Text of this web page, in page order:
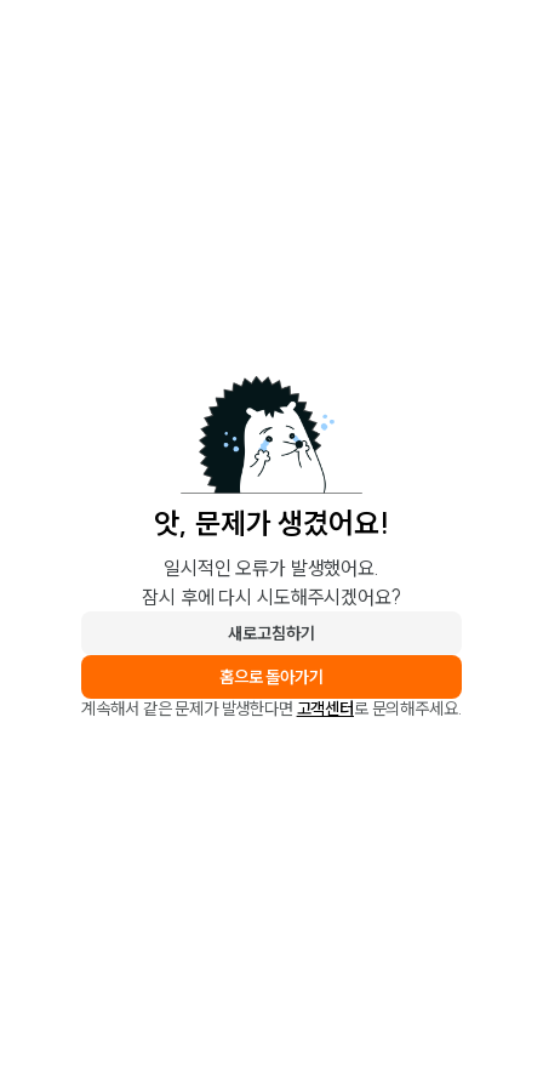
앗, 문제가 생겼어요!
일시적인 오류가 발생했어요.
잠시 후에 다시 시도해주시겠어요?
새로고침하기
홈으로 돌아가기
계속해서 같은 문제가 발생한다면 고객센터로 문의해주세요.